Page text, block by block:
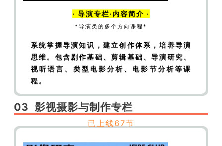
【编导通识】赛博朋克：从电影视效到意识形
态|《黑客帝国》（上） 【编导通识】赛博朋
（下）
【编摄通识】美学基础——文艺复兴与审美体验
· 导演专栏·内容简介 ·
*导演类的多个方向课程*
系统掌握导演知识，建立创作体系，培养导演
思维。 包含剧作基础、剪辑基础、导演研究、
视听语言、 类型电影分析、电影节分析等课
程。
03 影视摄影与制作专栏
已上线67节